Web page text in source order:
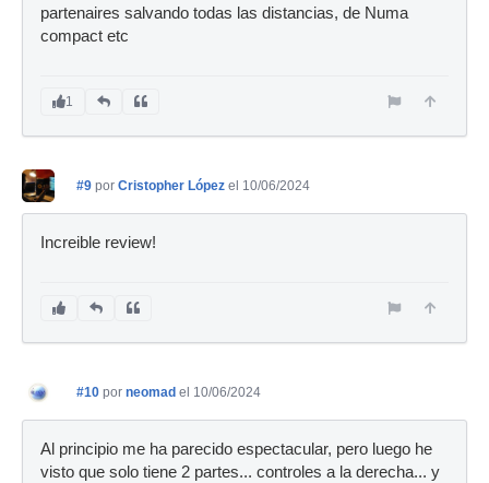
partenaires salvando todas las distancias, de Numa
compact etc
1
#9 por Cristopher López el 10/06/2024
Increible review!
#10 por neomad el 10/06/2024
Al principio me ha parecido espectacular, pero luego he
visto que solo tiene 2 partes... controles a la derecha... y